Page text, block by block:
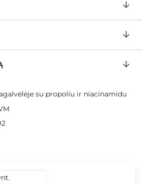
su propoliu ir niacinamidu